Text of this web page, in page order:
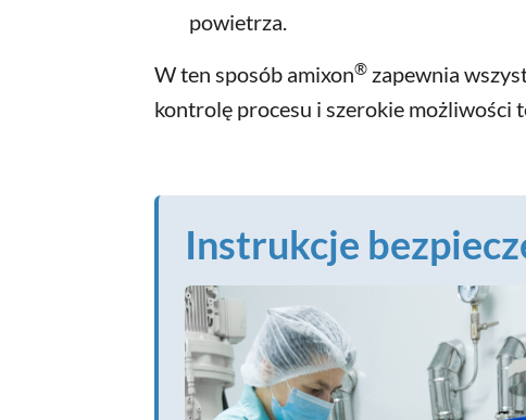
powietrza.
W ten sposób amixon® zapewnia
kontrolę procesu i szerokie możliwości
Instrukcje